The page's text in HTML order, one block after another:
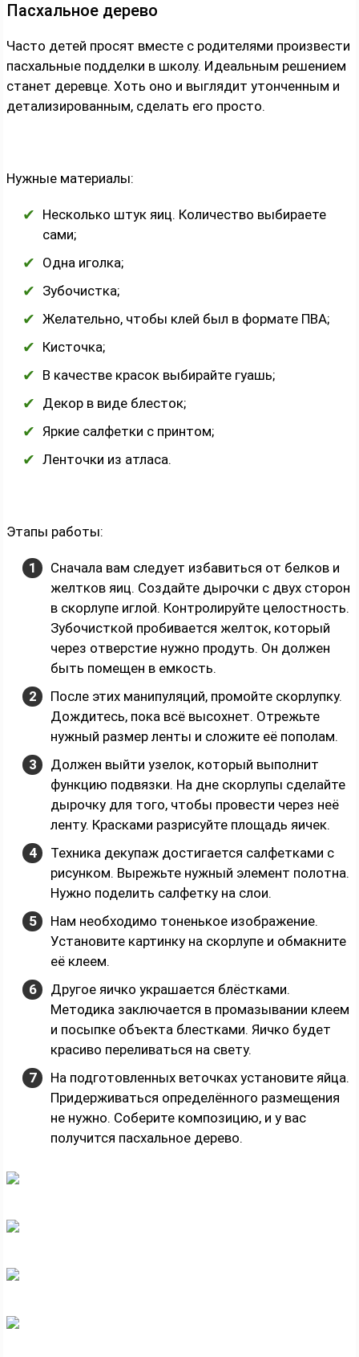
Пасхальное дерево
Часто детей просят вместе с родителями произвести
пасхальные подделки в школу. Идеальным решением
станет деревце. Хоть оно и выглядит утонченным и
детализированным, сделать его просто.
Нужные материалы:
Несколько штук яиц. Количество выбираете
сами;
Одна иголка;
Зубочистка;
Желательно, чтобы клей был в формате ПВА;
Кисточка;
В качестве красок выбирайте гуашь;
Декор в виде блесток;
Яркие салфетки с принтом;
Ленточки из атласа.
Этапы работы:
Сначала вам следует избавиться от белков и
желтков яиц. Создайте дырочки с двух сторон
в скорлупе иглой. Контролируйте целостность.
Зубочисткой пробивается желток, который
через отверстие нужно продуть. Он должен
быть помещен в емкость.
После этих манипуляций, промойте скорлупку.
Дождитесь, пока всё высохнет. Отрежьте
нужный размер ленты и сложите её пополам.
Должен выйти узелок, который выполнит
функцию подвязки. На дне скорлупы сделайте
дырочку для того, чтобы провести через неё
ленту. Красками разрисуйте площадь яичек.
Техника декупаж достигается салфетками с
рисунком. Вырежьте нужный элемент полотна.
Нужно поделить салфетку на слои.
Нам необходимо тоненькое изображение.
Установите картинку на скорлупе и обмакните
её клеем.
Другое яичко украшается блёстками.
Методика заключается в промазывании клеем
и посыпке объекта блестками. Яичко будет
красиво переливаться на свету.
На подготовленных веточках установите яйца.
Придерживаться определённого размещения
не нужно. Соберите композицию, и у вас
получится пасхальное дерево.